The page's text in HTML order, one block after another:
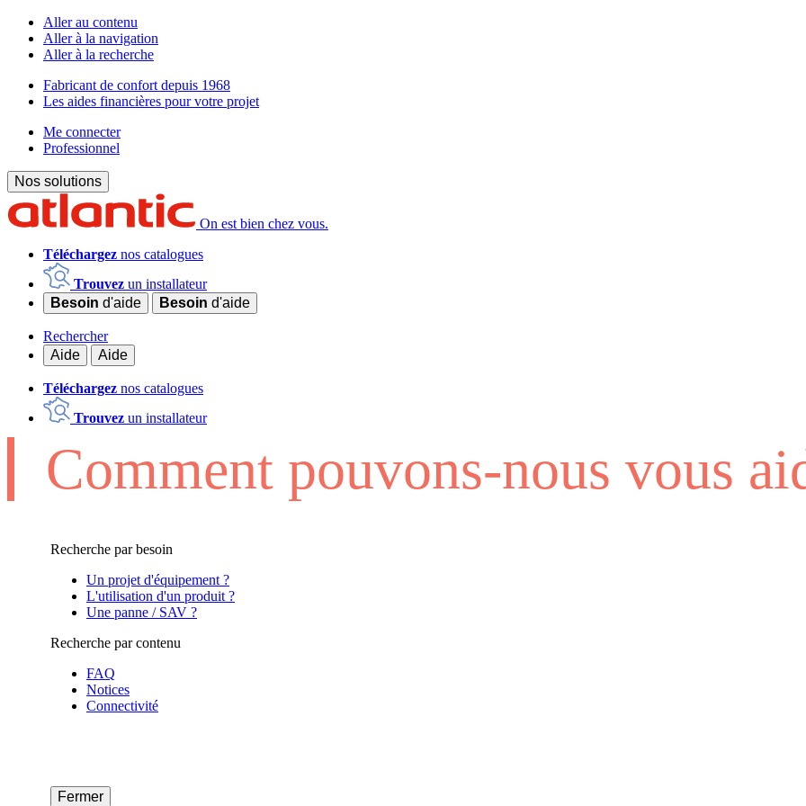
Aller au contenu
Aller à la navigation
Aller à la recherche
Fabricant de confort depuis 1968
Les aides financières pour votre projet
Me connecter
Professionnel
Nos solutions
On est bien chez vous.
Téléchargez nos catalogues
Trouvez un installateur
Besoin d'aide Besoin d'aide
Rechercher
Aide
Aide
Téléchargez nos catalogues
Trouvez un installateur
Comment pouvons-nous vous
Recherche par besoin
Un projet d'équipement ?
L'utilisation d'un produit ?
Une panne / SAV ?
Recherche par contenu
FAQ
Notices
Connectivité
Fermer